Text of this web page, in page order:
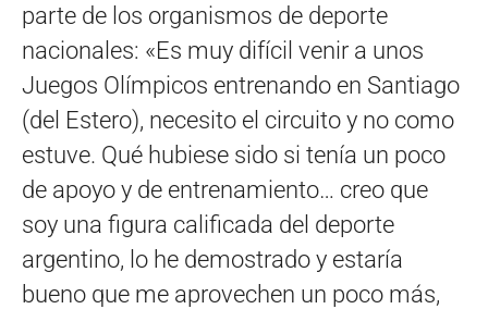
parte de los organismos de deporte
nacionales: «Es muy difícil venir a unos
Juegos Olímpicos entrenando en Santiago
(del Estero), necesito el circuito y no como
estuve. Qué hubiese sido si tenía un poco
de apoyo y de entrenamiento… creo que
soy una figura calificada del deporte
argentino, lo he demostrado y estaría
bueno que me aprovechen un poco más,